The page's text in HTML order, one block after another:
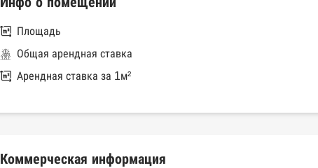
Площадь
Общая арендная ставка
Арендная ставка за 1м²
Коммерческая информация